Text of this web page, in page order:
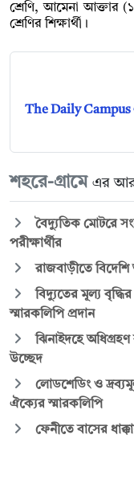
শ্রেণি, আমেনা আক্তার
শ্রেণির শিক্ষার্থী।
The Daily
শহরে-গ্রামে এর
বৈদ্যুতিক মোটরে
পরীক্ষার্থীর
রাজবাড়ীতে বিদেশি
বিদ্যুতের মূল্য
স্মারকলিপি প্রদান
ঝিনাইদহে
উচ্ছেদ
লোডশেডিং ও
ঐক্যের স্মারকলিপি
ফেনীতে বাসের